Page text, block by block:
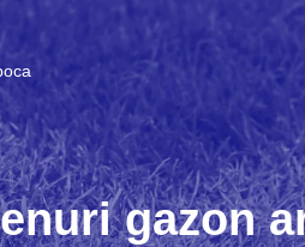
gazon